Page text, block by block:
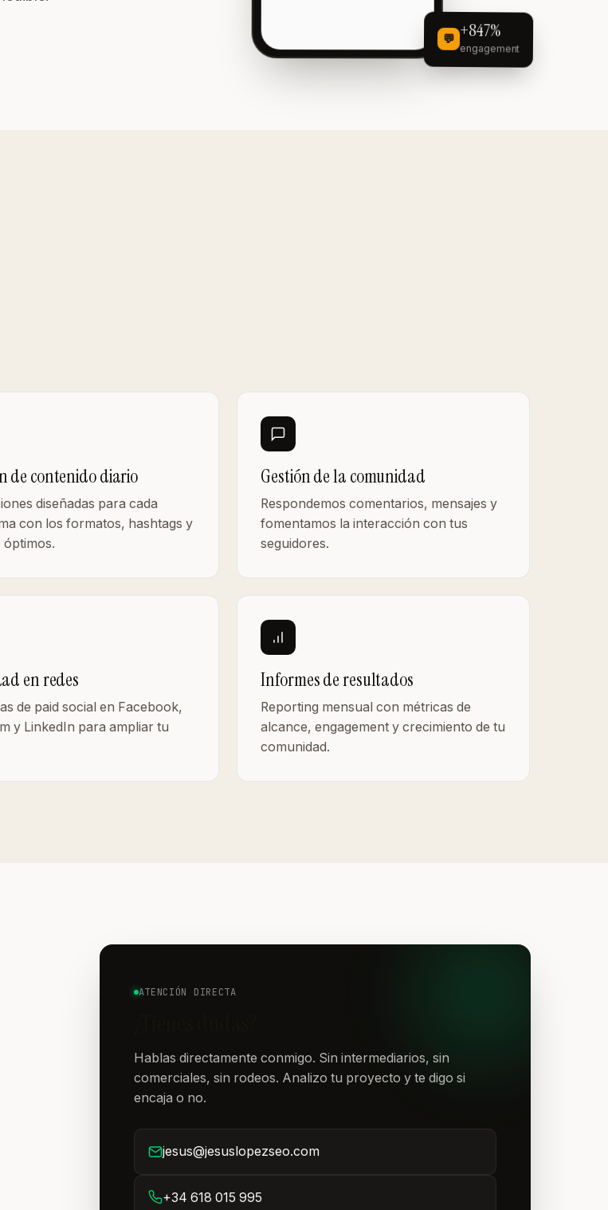
💬 +847%
engagement
de contenido diario
diseñadas para cada
con los formatos, hashtags y
Gestión de la comunidad
Respondemos comentarios, mensajes y
fomentamos la interacción con tus
seguidores.
en redes
de paid social en Facebook,
y LinkedIn para ampliar tu
Informes de resultados
Reporting mensual con métricas de
alcance, engagement y crecimiento de tu
comunidad.
ATENCIÓN DIRECTA
Hablas directamente conmigo. Sin intermediarios, sin
comerciales, sin rodeos. Analizo tu proyecto y te digo si
encaja o no.
jesus@jesuslopezseo.com
+34 618 015 995